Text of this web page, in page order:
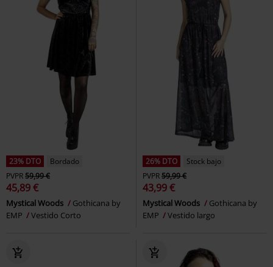
23% DTO
Bordado
PVPR59,99 €
45,89 €
Mystical Woods
Gothicana by
EMP
Vestido Corto
26% DTO
Stock bajo
PVPR59,99 €
43,99 €
Mystical Woods
Gothicana by
EMP
Vestido largo